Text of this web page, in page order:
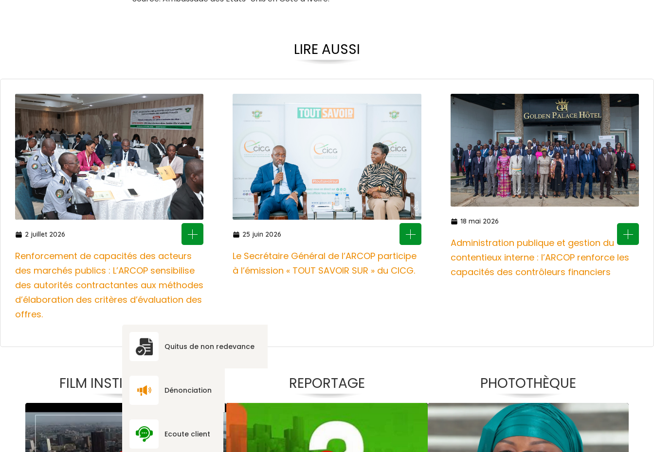
LIRE AUSSI
2 juillet 2026
Renforcement de capacités des acteurs
des marchés publics : L’ARCOP sensibilise
des autorités contractantes aux méthodes
d’élaboration des critères d’évaluation des
offres.
25 juin 2026
Le Secrétaire Général de l’ARCOP participe
à l’émission « TOUT SAVOIR SUR » du CICG.
18 mai 2026
Administration publique et gestion du
contentieux interne : l’ARCOP renforce les
capacités des contrôleurs financiers
FILM INSTITUTIONNEL REPORTAGE PHOTOTHÈQUE
Quitus de non redevance
Dénonciation
Ecoute client